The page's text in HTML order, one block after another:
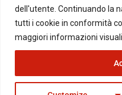
dell'utente. Continuando la
tutti i cookie in conformità
maggiori informazioni
© Copyright 2026 - Il Blog di